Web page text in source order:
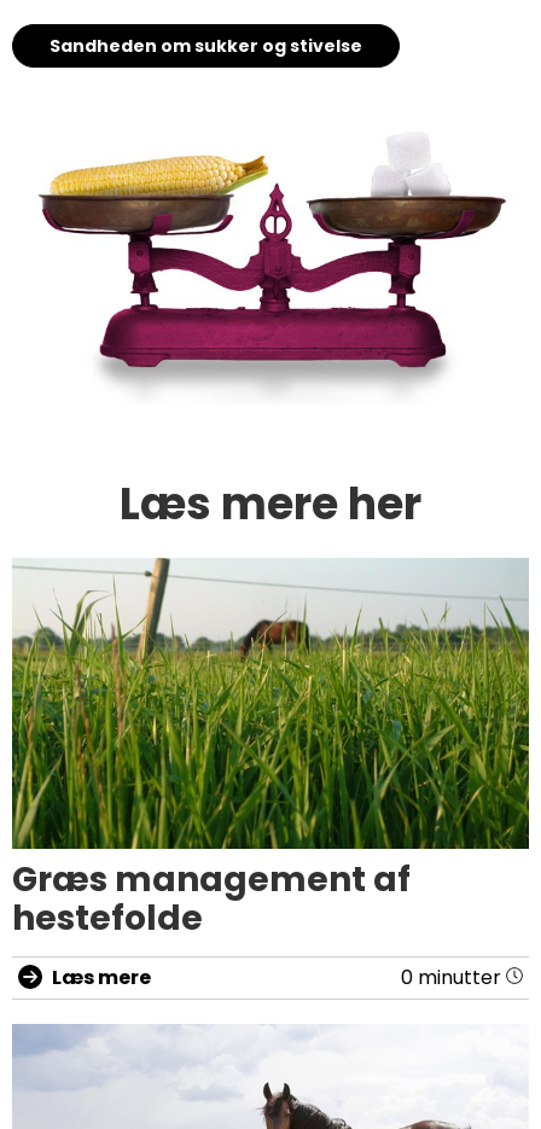
Sandheden om sukker og stivelse
Læs mere her
Græs management af
hestefolde
Læs mere 0 minutter